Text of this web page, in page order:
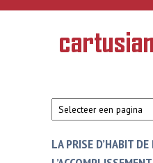
Overslaan en naar de inhoud gaan
Geschiedenis
van de
LA PRISE D’HABIT